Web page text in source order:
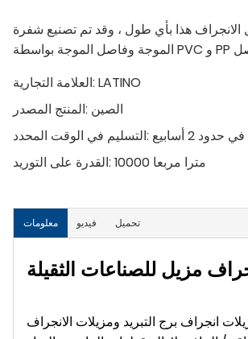
هذا بأي طول ، وقد تم تصنيع شفرة
العلامة التجارية:LATINO
المنتج المصدر: الصين
التسليم في الوقت المحدد:
في حدود 2 أسابيع
القدرة على التوريد:
10000 مترا مربعا
معلومات فيديو تحميل
مزيل للصناعات الثقيلة
انجراف برج التبريد ومزيلات الانجراف